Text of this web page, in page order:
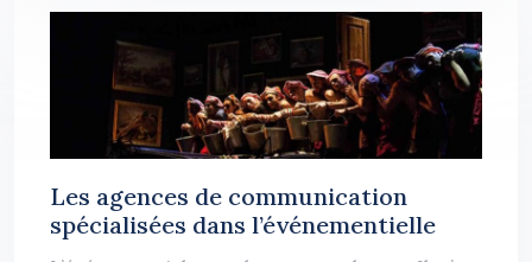
Les agences de communication
spécialisées dans l’événementielle